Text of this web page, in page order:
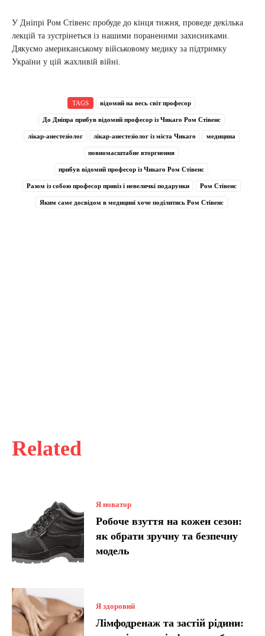
Related
Я новатор
Робоче взуття на кожен сезон:
як обрати зручну та безпечну
модель
Я здоровий
Лімфодренаж та застій рідини:
У Дніпрі Ром Стівенс пробуде до кінця тижня, проведе декілька
лекцій та зустрінеться із нашими пораненими захисниками.
Дякуємо американському військовому медику за підтримку
України у цій жахливій війні.
TAGS відомий на весь світ професор
До Дніпра прибув відомий професор із Чикаго Ром Стівенс
лікар-анестезіолог лікар-анестезіолог із міста Чикаго медицина
повномасштабне вторгнення
прибув відомий професор із Чикаго Ром Стівенс
Разом із собою професор привіз і невеличкі подарунки Ром Стівенс
Яким саме досвідом в медицині хоче поділитись Ром Стівенс